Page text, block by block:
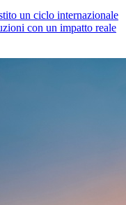
un ciclo internazionale
con un impatto reale